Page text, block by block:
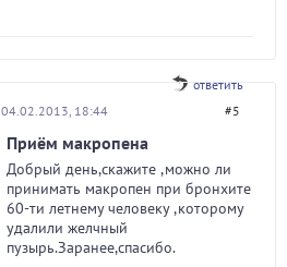
ответить
04.02.2013, 18:44 #5
Приём макропена
Добрый день,скажите ,можно ли
принимать макропен при бронхите
60-ти летнему человеку ,которому
удалили желчный
пузырь.Заранее,спасибо.